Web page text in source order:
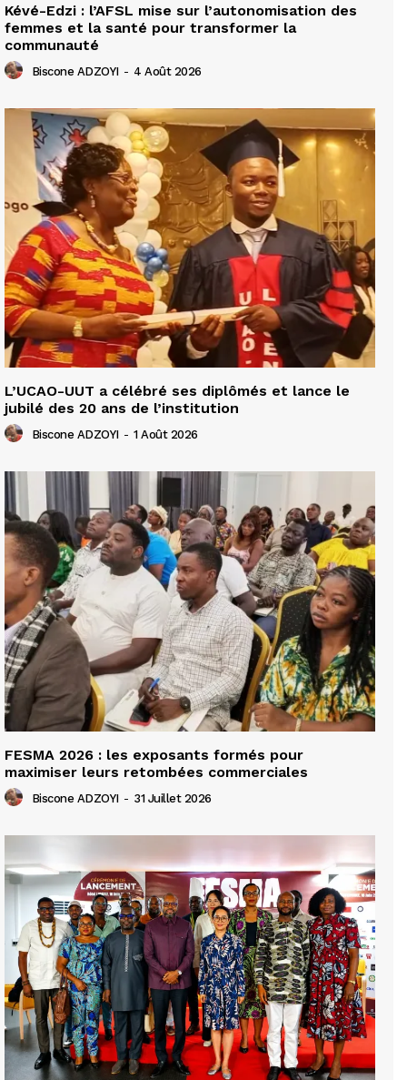
Kévé-Edzi : l’AFSL mise sur l’autonomisation des
femmes et la santé pour transformer la
communauté
Biscone ADZOYI - 4 Août 2026
L’UCAO-UUT a célébré ses diplômés et lance le
jubilé des 20 ans de l’institution
Biscone ADZOYI - 1 Août 2026
FESMA 2026 : les exposants formés pour
maximiser leurs retombées commerciales
Biscone ADZOYI - 31 Juillet 2026